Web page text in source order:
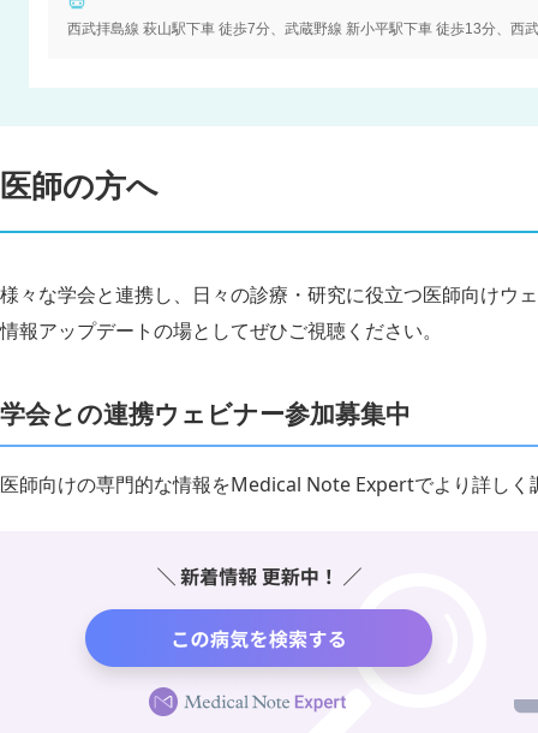
西武拝島線 萩山駅下車 徒歩7分、武蔵野線 新小平駅下車 徒歩13分、西
医師の方へ
様々な学会と連携し、日々の診療・研究に役立つ医師向けウ
情報アップデートの場としてぜひご視聴ください。
学会との連携ウェビナー参加募集中
医師向けの専門的な情報をMedical Note Expertでより詳しく